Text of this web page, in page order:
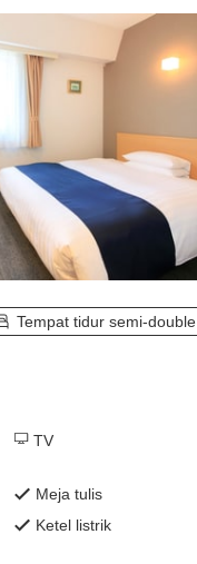
Tempat tidur semi-double
TV
Meja tulis
Ketel listrik